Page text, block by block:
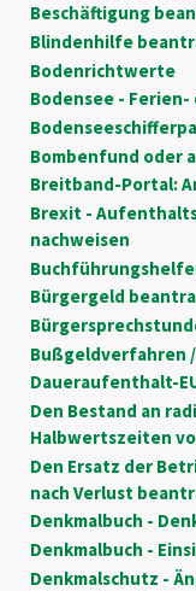
Beschäftigung
Blindenhilfe
Bodenrichtwerte
Bodensee -
Bombenfund oder
Breitband-Portal:
Brexit -
nachweisen
Bürgergeld
Bußgeldverfahren
Daueraufenthalt-
Den Bestand an
Halbwertszeiten
Den Ersatz der
nach Verlust
Denkmalbuch -
Denkmalbuch -
Denkmalschutz -